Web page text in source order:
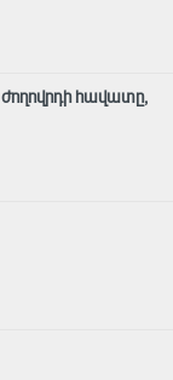
ժողովրդի հավատը,